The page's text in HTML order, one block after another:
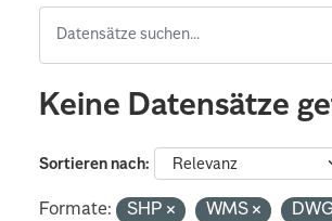
Keine Datensätze
Sortieren nach
Formate: SHP WMS